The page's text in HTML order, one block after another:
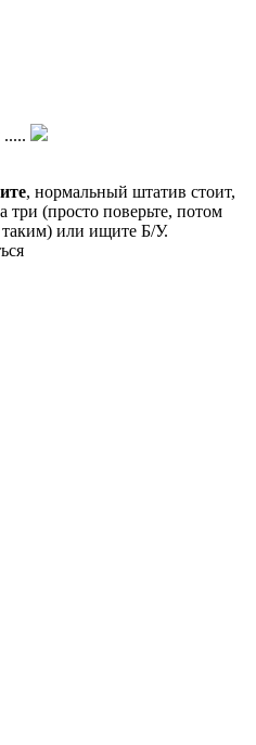
.....
, нормальный штатив стоит,
(просто поверьте, потом
таким) или ищите Б/У.